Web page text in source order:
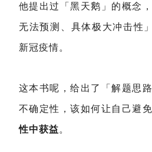
他提出过「黑天鹅」的概念
无法预测、具体极大冲击性
新冠疫情。
这本书呢，给出了「解题思
不确定性，该如何让自己避免
性中获益。